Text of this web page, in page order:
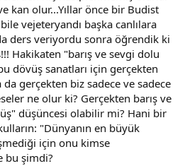
kan olur...Yıllar önce bir Budist
vejeteryandı başka canlılara
ders veriyordu sonra öğrendik ki
Hakikaten "barış ve sevgi dolu
dövüş sanatları için gerçekten
gerçekten biz sadece ve sadece
ne olur ki? Gerçekten barış ve
düşüncesi olabilir mi? Hani bir
"Dünyanın en büyük
için onu kimse
bu şimdi?